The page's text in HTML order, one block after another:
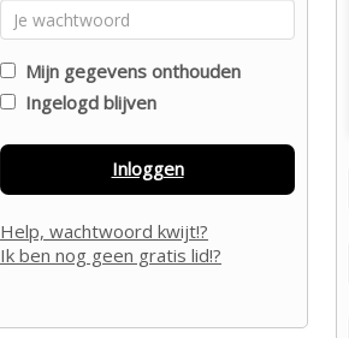
Mijn gegevens onthouden
Ingelogd blijven
Inloggen
Help, wachtwoord kwijt!?
Ik ben nog geen gratis lid!?